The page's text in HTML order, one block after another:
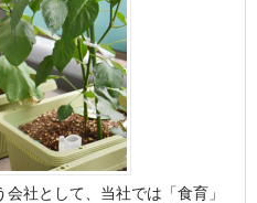
社として、当社では「食育」